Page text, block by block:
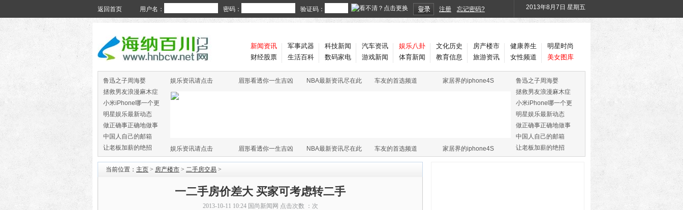
返回首页 用户名： 密码： 验证码： 注册 忘记密码? 2013年8月7日 星期五
新闻资讯
财经股票
军事武器
生活百科
科技新闻
数码家电
汽车资讯
游戏新闻
娱乐八卦
体育新闻
文化历史
教育信息
房产楼市
旅游资讯
健康养生
女性频道
明星时尚
美女图库
鲁迅之子周海婴
拯救男友浪漫麻木症
小米iPhone哪一个更
火
明星娱乐最新动态
做正确事正确地做事
中国人自己的邮箱
让老板加薪的绝招
娱乐资讯请点击 眉形看透你一生吉凶 NBA最新资讯尽在此 车友的首选频道 家居界的iphone4S
娱乐资讯请点击 眉形看透你一生吉凶 NBA最新资讯尽在此 车友的首选频道 家居界的iphone4S
鲁迅之子周海婴
拯救男友浪漫麻木症
小米iPhone哪一个更
火
明星娱乐最新动态
做正确事正确地做事
中国人自己的邮箱
让老板加薪的绝招
当前位置： 主页 > 房产楼市 > 二手房交易 >
一二手房价差大 买家可考虑转二手
2013-10-11 10:24 国尚新闻网 点击次数 ： 次